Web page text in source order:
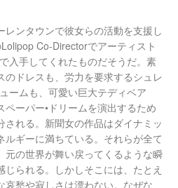
レンタウンで彼女らの活動を支援し
Co-Directorでアーティスト
入手してくれたものだそうだ。素
ドレスも、労力を要求するシュレ
ームも、可愛い巨大テディベア
ーパー•ドリームを演出するため
される。新聞女の作品はダイナミッ
ルギーに満ちている。それらが全て
元の世界が舞い戻ってくるような瞬
られる。しかしそこには、たとえ
哀愁や寂しさは漂わない。なぜな